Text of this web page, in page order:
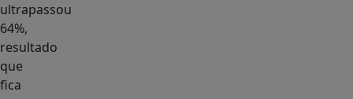
ultrapassou
64%,
resultado
que
fica